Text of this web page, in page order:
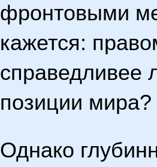
фронтовыми
кажется:
справедливее
позиции мира?
Однако